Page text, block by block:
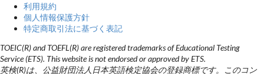
利用規約
個人情報保護方針
特定商取引法に基づく表記
TOEIC(R) and TOEFL(R) are registered trademarks of Educational Testing
Service (ETS). This website is not endorsed or approved by ETS.
英検(R)は、公益財団法人日本英語検定協会の登録商標です。このコン